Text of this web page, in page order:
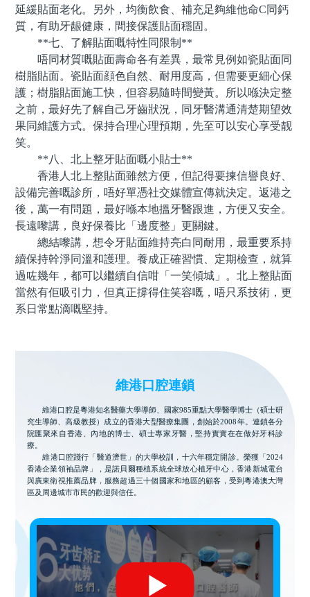
延緩貼面老化。另外，均衡飲食、補充足夠維他命C同鈣
質，有助牙龈健康，間接保護貼面穩固。
**七、了解貼面嘅特性同限制**
唔同材質嘅貼面壽命各有差異，最常見例如瓷貼面同
樹脂貼面。瓷貼面顔色自然、耐用度高，但需要更細心保
護；樹脂貼面施工快，但容易隨時間變黃。所以喺決定整
之前，最好先了解自己牙齒狀況，同牙醫溝通清楚期望效
果同維護方式。保持合理心理預期，先至可以安心享受靓
笑。
**八、北上整牙貼面嘅小貼士**
香港人北上整貼面雖然方便，但記得要揀信譽良好、
設備完善嘅診所，唔好單憑社交媒體宣傳就決定。返港之
後，萬一有問題，最好喺本地搵牙醫跟進，方便又安全。
長遠嚟講，良好保養比「邊度整」更關鍵。
總結嚟講，想令牙貼面維持亮白同耐用，最重要系持
續保持幹淨同溫和護理。養成正確習慣、定期檢查，就算
過咗幾年，都可以繼續自信咁「一笑傾城」。北上整貼面
當然有佢吸引力，但真正撐得住笑容嘅，唔只系技術，更
系日常點滴嘅堅持。
維港口腔連鎖
維港口腔是粵港知名醫藥大學導師、國家985重點大學醫學博士（碩士研
究生導師、高級教授）成立的香港大型醫療集團，創始於2008年。連鎖各分
院匯聚來自香港、內地的博士、碩士專家牙醫，堅持實實在在做好牙科診
療。
維港口腔踐行「醫道濟世」的大學校訓，十六年穩定開診。榮獲「2024
香港企業領袖品牌」，是諾貝爾種植系統全球放心植牙中心，香港新城電台
與廣東衛視推薦品牌，服務超過三十個國家和地區的顧客，受到粵港澳大灣
區及周邊城市市民的歡迎與信任。